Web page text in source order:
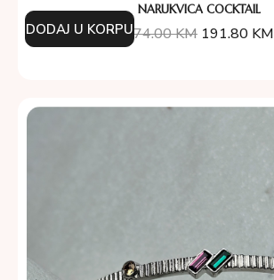
NARUKVICA COCKTAIL
274.00KM 191.80 KM
DODAJ U KORPU